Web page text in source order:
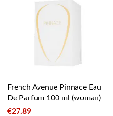
French Avenue Pinnace Eau
De Parfum 100 ml (woman)
€27.89